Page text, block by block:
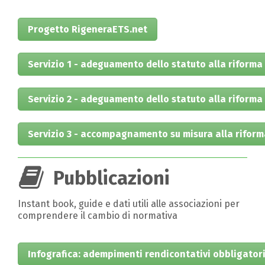
Progetto RigeneraETS.net
Servizio 1 - adeguamento dello statuto alla riforma
Servizio 2 - adeguamento dello statuto alla riforma
Servizio 3 - accompagnamento su misura alla
Pubblicazioni
Instant book, guide e dati utili alle associazioni per
comprendere il cambio di normativa
Infografica: adempimenti rendicontativi